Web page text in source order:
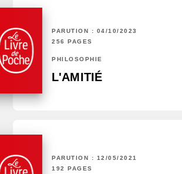
PARUTION : 04/10/2023
256 PAGES
PHILOSOPHIE
L'AMITIÉ
PARUTION : 12/05/2021
192 PAGES